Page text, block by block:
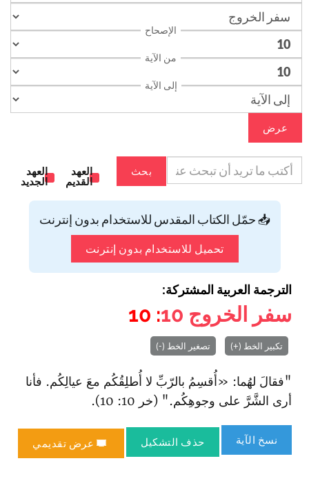
الإصحاح
من الآية
إلى الآية
عرض
بحث
العهد
القديم
العهد
الجديد
📥 حمّل الكتاب المقدس للاستخدام بدون إنترنت
تحميل للاستخدام بدون إنترنت
الترجمة العربية المشتركة:
سفر الخروج 10
: 10
تكبير الخط (+) تصغير الخط (-)
"فقالَ لهُما: «أُقسِمُ بالرّبِّ لا أُطلِقُكُم معَ عيالِكُم. فأنا
أرى الشَّرَّ على وجوهِكُم." (خر 10: 10).
نسخ الآية حذف التشكيل عرض تقديمي